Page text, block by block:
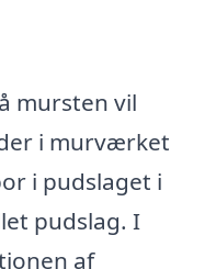
mursten vil
i murværket
i pudslaget i
pudslag. I
af